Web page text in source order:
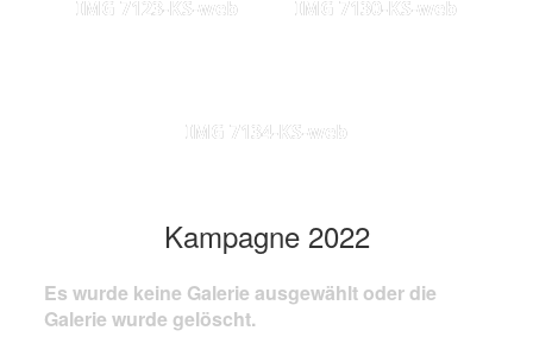
IMG 7123-KS-web IMG 7130-KS-web
IMG 7134-KS-web
Kampagne 2022
Es wurde keine Galerie ausgewählt oder die
Galerie wurde gelöscht.